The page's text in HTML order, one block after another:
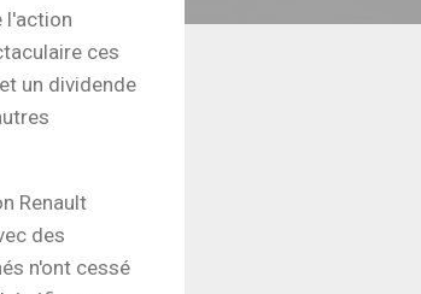
l'action
ces
un dividende
Renault
des
n'ont cessé